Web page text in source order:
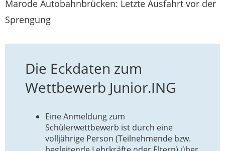
Marode Autobahnbrücken: Letzte Ausfahrt vor der
Sprengung
Die Eckdaten zum
Wettbewerb Junior.ING
Eine Anmeldung zum
Schülerwettbewerb ist durch eine
volljährige Person (Teilnehmende bzw.